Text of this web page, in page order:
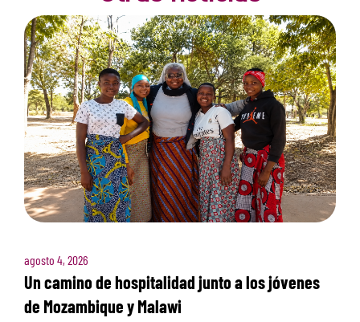
agosto 4, 2026
Un camino de hospitalidad junto a los jóvenes
de Mozambique y Malawi